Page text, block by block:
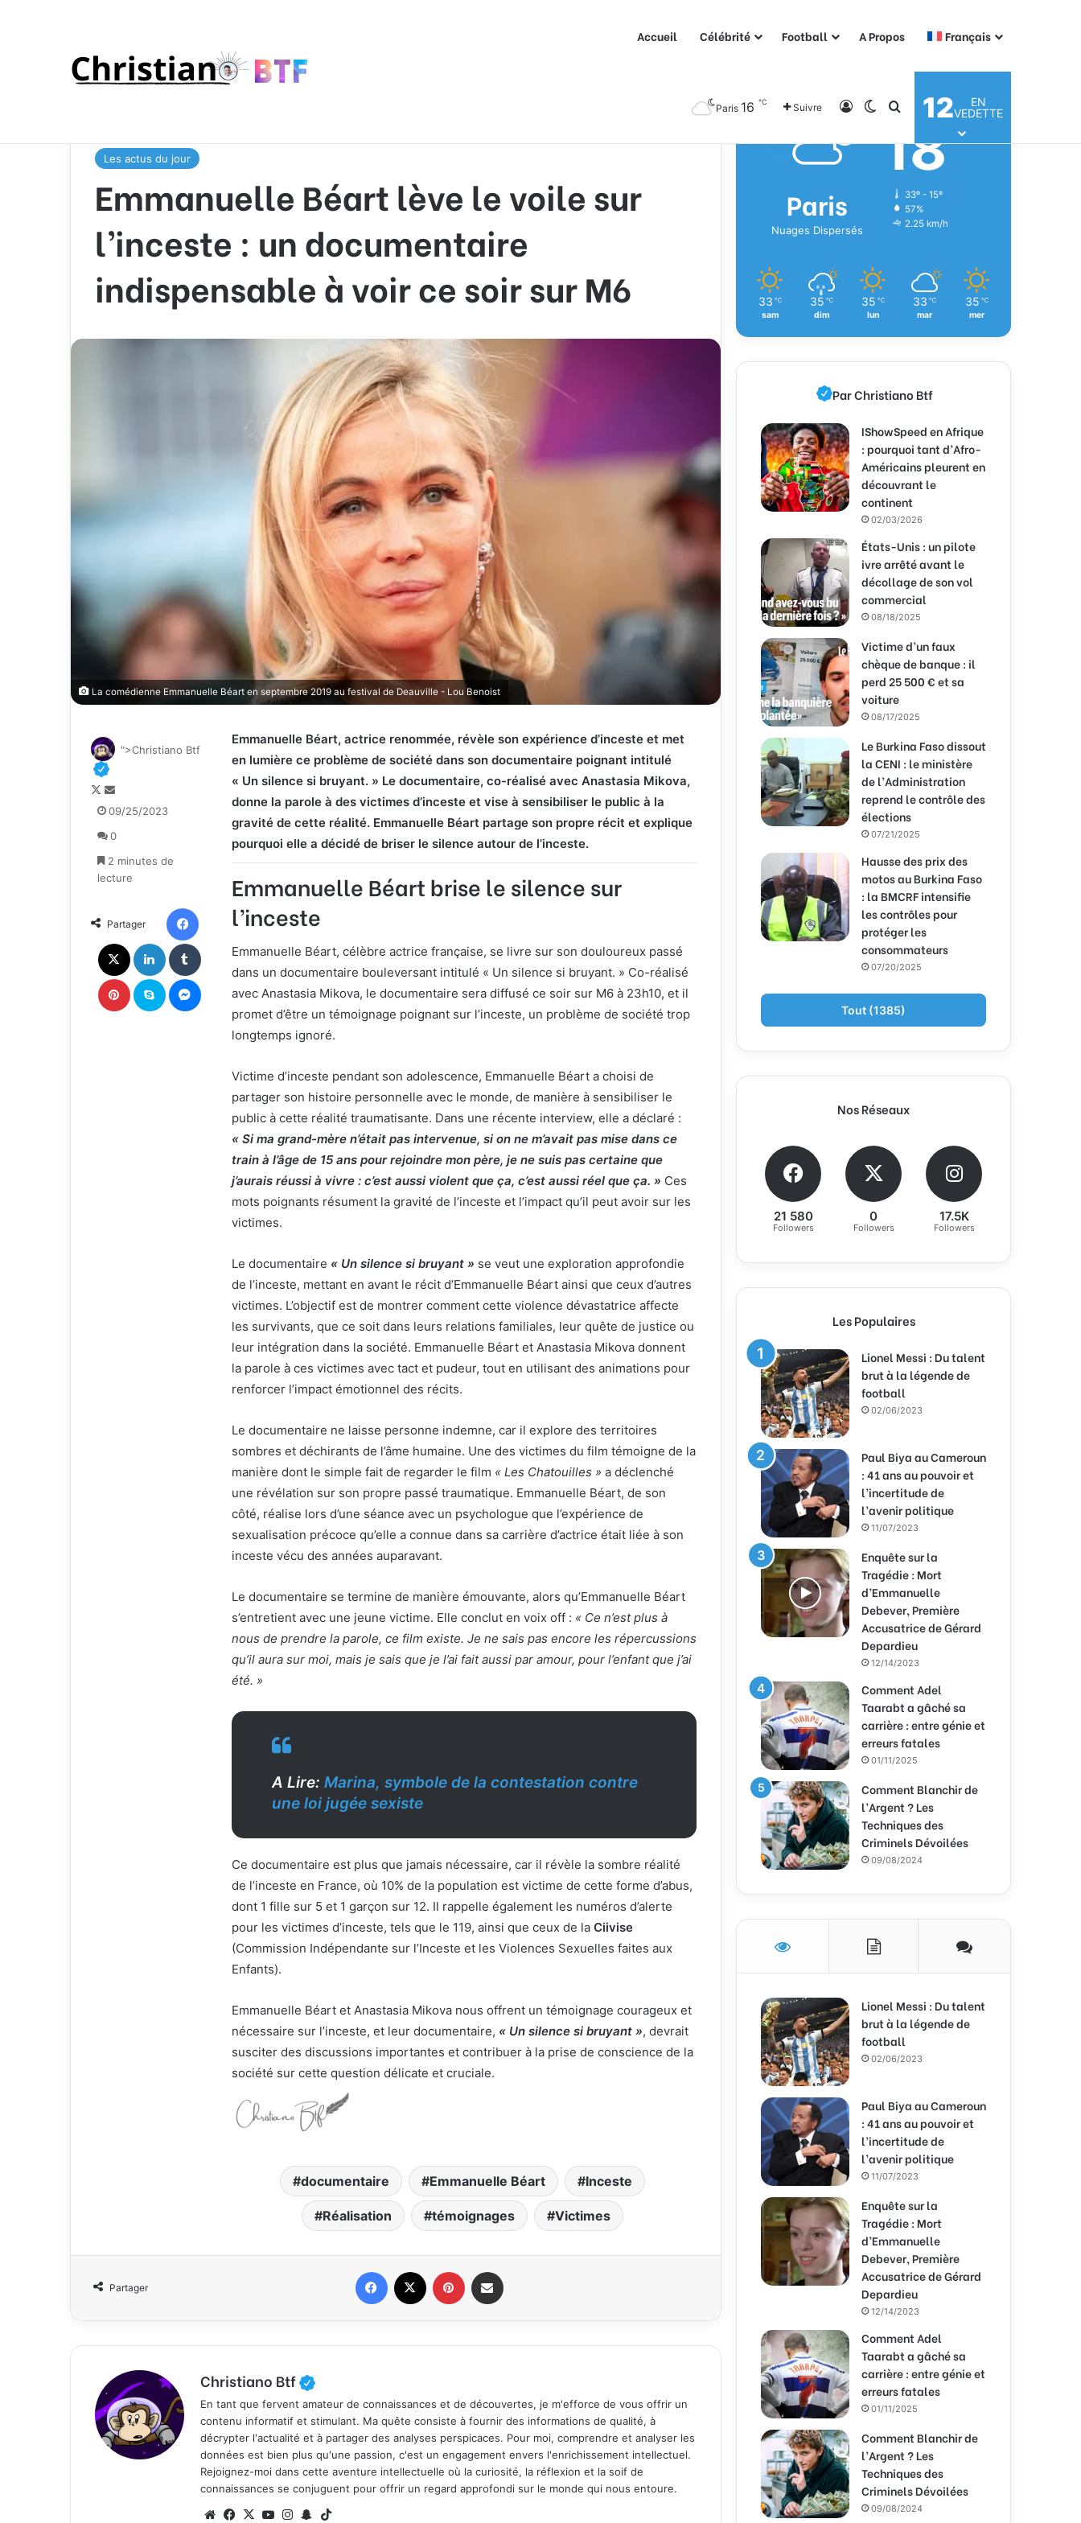
Accueil Célébrité Football A Propos Français
Paris 16 ℃ Suivre ConnexionSwitch skin
Rechercher
12
EN
VEDETTE
Les actus du jour
Emmanuelle Béart lève le voile sur
l’inceste : un documentaire
indispensable à voir ce soir sur M6
La comédienne Emmanuelle Béart en septembre 2019 au festival de Deauville - Lou Benoist
Emmanuelle Béart, actrice renommée, révèle son expérience d’inceste et met
en lumière ce problème de société dans son documentaire poignant intitulé
« Un silence si bruyant. » Le documentaire, co-réalisé avec Anastasia Mikova,
donne la parole à des victimes d’inceste et vise à sensibiliser le public à la
gravité de cette réalité. Emmanuelle Béart partage son propre récit et explique
pourquoi elle a décidé de briser le silence autour de l’inceste.
Emmanuelle Béart brise le silence sur
l’inceste
Emmanuelle Béart, célèbre actrice française, se livre sur son douloureux passé
dans un documentaire bouleversant intitulé « Un silence si bruyant. » Co-réalisé
avec Anastasia Mikova, le documentaire sera diffusé ce soir sur M6 à 23h10, et il
promet d’être un témoignage poignant sur l’inceste, un problème de société trop
longtemps ignoré.
Victime d’inceste pendant son adolescence, Emmanuelle Béart a choisi de
partager son histoire personnelle avec le monde, de manière à sensibiliser le
public à cette réalité traumatisante. Dans une récente interview, elle a déclaré :
« Si ma grand-mère n’était pas intervenue, si on ne m’avait pas mise dans ce
train à l’âge de 15 ans pour rejoindre mon père, je ne suis pas certaine que
j’aurais réussi à vivre : c’est aussi violent que ça, c’est aussi réel que ça. » Ces
mots poignants résument la gravité de l’inceste et l’impact qu’il peut avoir sur les
victimes.
Le documentaire « Un silence si bruyant » se veut une exploration approfondie
de l’inceste, mettant en avant le récit d’Emmanuelle Béart ainsi que ceux d’autres
victimes. L’objectif est de montrer comment cette violence dévastatrice affecte
les survivants, que ce soit dans leurs relations familiales, leur quête de justice ou
leur intégration dans la société. Emmanuelle Béart et Anastasia Mikova donnent
la parole à ces victimes avec tact et pudeur, tout en utilisant des animations pour
renforcer l’impact émotionnel des récits.
Le documentaire ne laisse personne indemne, car il explore des territoires
sombres et déchirants de l’âme humaine. Une des victimes du film témoigne de la
manière dont le simple fait de regarder le film « Les Chatouilles » a déclenché
une révélation sur son propre passé traumatique. Emmanuelle Béart, de son
côté, réalise lors d’une séance avec un psychologue que l’expérience de
sexualisation précoce qu’elle a connue dans sa carrière d’actrice était liée à son
inceste vécu des années auparavant.
Le documentaire se termine de manière émouvante, alors qu’Emmanuelle Béart
s’entretient avec une jeune victime. Elle conclut en voix off : « Ce n’est plus à
nous de prendre la parole, ce film existe. Je ne sais pas encore les répercussions
qu’il aura sur moi, mais je sais que je l’ai fait aussi par amour, pour l’enfant que j’ai
été. »
A Lire: Marina, symbole de la contestation contre
une loi jugée sexiste
Ce documentaire est plus que jamais nécessaire, car il révèle la sombre réalité
de l’inceste en France, où 10% de la population est victime de cette forme d’abus,
dont 1 fille sur 5 et 1 garçon sur 12. Il rappelle également les numéros d’alerte
pour les victimes d’inceste, tels que le 119, ainsi que ceux de la Ciivise
(Commission Indépendante sur l’Inceste et les Violences Sexuelles faites aux
Enfants).
Emmanuelle Béart et Anastasia Mikova nous offrent un témoignage courageux et
nécessaire sur l’inceste, et leur documentaire, « Un silence si bruyant », devrait
susciter des discussions importantes et contribuer à la prise de conscience de la
société sur cette question délicate et cruciale.
documentaire Emmanuelle Béart Inceste
Réalisation témoignages Victimes
">Christiano Btf
F
o
l
o
w
X
n
o
y
e
n
c
o
u
r
r
09/25/2023
0
2 minutes de
lecture
Partager
Partager
Christiano Btf
En tant que fervent amateur de connaissances et de découvertes, je m'efforce de vous offrir un
contenu informatif et stimulant. Ma quête consiste à fournir des informations de qualité, à
décrypter l'actualité et à partager des analyses perspicaces. Pour moi, comprendre et analyser les
données est bien plus qu'une passion, c'est un engagement envers l'enrichissement intellectuel.
Rejoignez-moi dans cette aventure intellectuelle où la curiosité, la réflexion et la soif de
connaissances se conjuguent pour offrir un regard approfondi sur le monde qui nous entoure.
We Fa
X
Yo Ins Sn
Météo
Paris
Nuages Dispersés
18℃
33º - 15º
57%
2.25 km/h
33 ℃
sam
35 ℃
dim
35 ℃
lun
33 ℃
mar
35 ℃
mer
Par Christiano Btf
IShowSpeed en Afrique
: pourquoi tant d’Afro-
Américains pleurent en
découvrant le
continent
02/03/2026
États-Unis : un pilote
ivre arrêté avant le
décollage de son vol
commercial
08/18/2025
Victime d’un faux
chèque de banque : il
perd 25 500 € et sa
voiture
08/17/2025
Le Burkina Faso dissout
la CENI : le ministère
de l’Administration
reprend le contrôle des
élections
07/21/2025
Hausse des prix des
motos au Burkina Faso
: la BMCRF intensifie
les contrôles pour
protéger les
consommateurs
07/20/2025
Tout (1385)
Nos Réseaux
21 580
Followers
0
Followers
17.5K
Followers
Les Populaires
Lionel Messi : Du talent
brut à la légende de
football
02/06/2023
Paul Biya au Cameroun
: 41 ans au pouvoir et
l’incertitude de
l’avenir politique
11/07/2023
Enquête sur la
Tragédie : Mort
d’Emmanuelle
Debever, Première
Accusatrice de Gérard
Depardieu
12/14/2023
Comment Adel
Taarabt a gâché sa
carrière : entre génie et
erreurs fatales
01/11/2025
Comment Blanchir de
l’Argent ? Les
Techniques des
Criminels Dévoilées
09/08/2024
Lionel Messi : Du talent
brut à la légende de
football
02/06/2023
Paul Biya au Cameroun
: 41 ans au pouvoir et
l’incertitude de
l’avenir politique
11/07/2023
Enquête sur la
Tragédie : Mort
d’Emmanuelle
Debever, Première
Accusatrice de Gérard
Depardieu
12/14/2023
Comment Adel
Taarabt a gâché sa
carrière : entre génie et
erreurs fatales
01/11/2025
Comment Blanchir de
l’Argent ? Les
Techniques des
Criminels Dévoilées
09/08/2024